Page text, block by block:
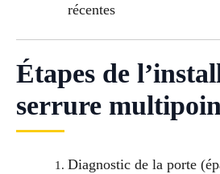
récentes
Étapes de
serrure
Diagnostic de la porte